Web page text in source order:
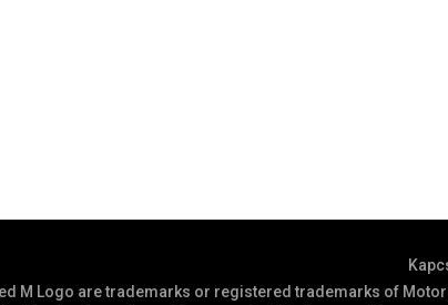
M Logo are trademarks or registered trademarks of